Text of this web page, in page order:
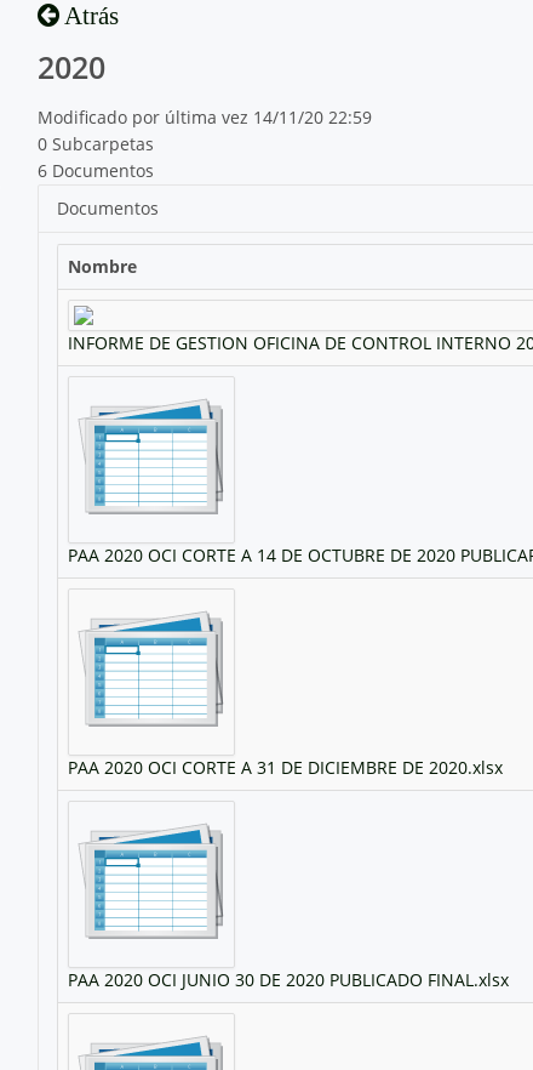
Atrás
2020
Modificado por última vez 14/11/20 22:59
0 Subcarpetas
6 Documentos
Documentos
Nombre
INFORME DE GESTION OFICINA DE CONTROL INTERNO
PAA 2020 OCI CORTE A 14 DE OCTUBRE DE 2020
PAA 2020 OCI CORTE A 31 DE DICIEMBRE DE 2020.xlsx
PAA 2020 OCI JUNIO 30 DE 2020 PUBLICADO FINAL.xlsx